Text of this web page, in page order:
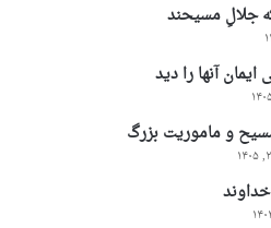
جلالِ مسیحند
آنها را دید
و ماموریت بزرگ